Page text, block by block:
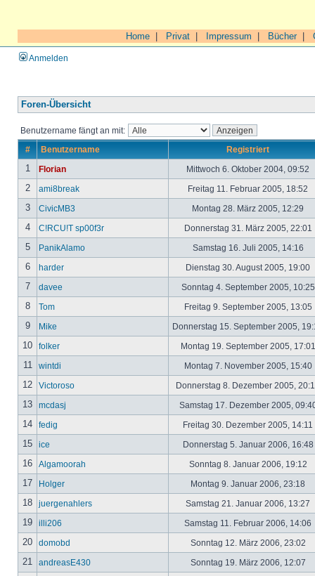
Home Privat Impressum Bücher|
Anmelden
Foren-Übersicht
Benutzername fängt an mit:
# Benutzername Registriert
1 Florian Mittwoch 6. Oktober 2004, 09:52
2 ami8break Freitag 11. Februar 2005, 18:52
3 CivicMB3 Montag 28. März 2005, 12:29
4 C!RCU!T sp00f3r Donnerstag 31. März 2005, 22:01
5 PanikAlamo Samstag 16. Juli 2005, 14:16
6 harder Dienstag 30. August 2005, 19:00
7 davee Sonntag 4. September 2005,
8 Tom Freitag 9. September 2005, 13:05
9 Mike Donnerstag 15. September 2005,
10 folker Montag 19. September 2005,
11 wintdi Montag 7. November 2005, 15:40
12 Victoroso Donnerstag 8. Dezember 2005,
13 mcdasj Samstag 17. Dezember 2005,
14 fedig Freitag 30. Dezember 2005, 14:11
15 ice Donnerstag 5. Januar 2006, 16:48
16 Algamoorah Sonntag 8. Januar 2006, 19:12
17 Holger Montag 9. Januar 2006, 23:18
18 juergenahlers Samstag 21. Januar 2006, 13:27
19 illi206 Samstag 11. Februar 2006, 14:06
20 domobd Sonntag 12. März 2006, 23:02
21 andreasE430 Sonntag 19. März 2006, 12:07